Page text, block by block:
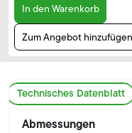
In den Warenkorb
Zum Angebot hinzufügen
Technisches Datenblatt
Abmessungen